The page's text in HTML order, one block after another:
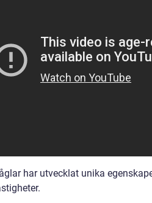
har utvecklat unika